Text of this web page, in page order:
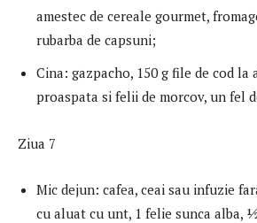
amestec de cereale gourmet,
rubarba de capsuni;
Cina: gazpacho, 150 g file de cod la
proaspata si felii de morcov, un fel
Ziua 7
Mic dejun: cafea, ceai sau infuzie
cu aluat cu unt, 1 felie sunca alba,